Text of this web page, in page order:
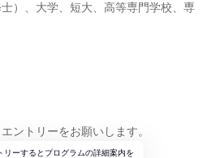
）、大学、短大、高等専門学校、専
ントリーをお願いします。
リーするとプログラムの詳細案内を